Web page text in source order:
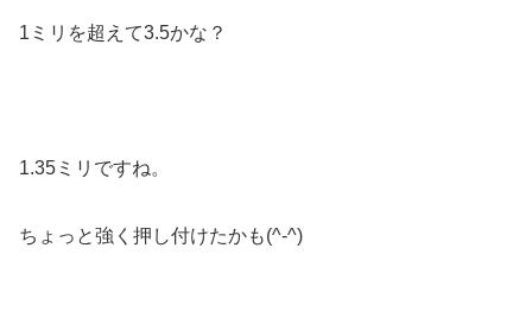
1ミリを超えて3.5かな？
1.35ミリですね。
ちょっと強く押し付けたかも(^-^)